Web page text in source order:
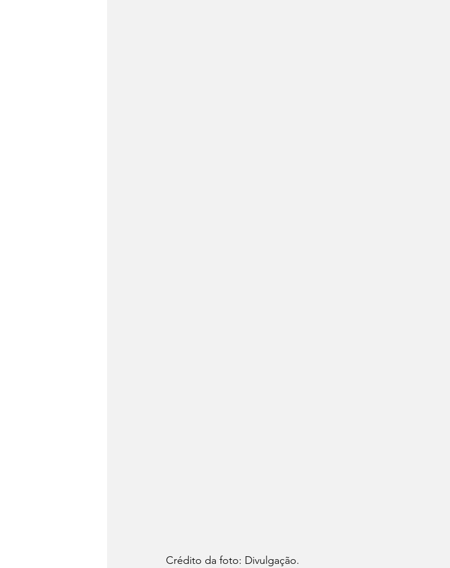
Crédito da foto: Divulgação.